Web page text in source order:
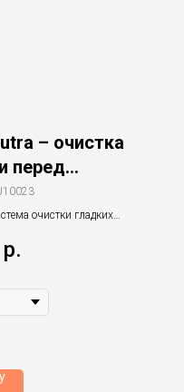
– очистка
перед
покрытием
очистки гладких
р.